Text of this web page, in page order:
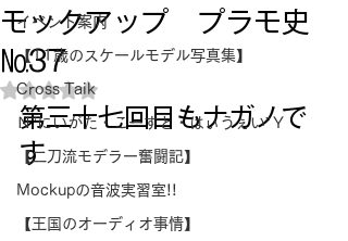
イベント案内
【11歳のスケールモデル写真集】
Cross Taik
Ｎ”にいがた・こーすと・はぃうぇい”Ｙ
【二刀流モデラー奮闘記】
Mockupの音波実習室!!
【王国のオーディオ事情】
モックアップ プラモ史
№37
5つ星のうちNaNと評価されています。
第三十七回目もナガノで
す